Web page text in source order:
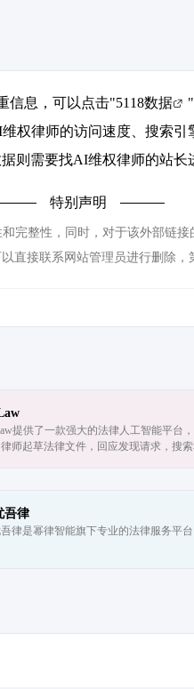
信息，可以点击"5118数据
权律师的访问速度、搜索
则需要找AI维权律师的站长
特别声明
整性，同时，对于该外部链
直接联系网站管理员进行删除，
提供了一款强大的法律人工智能平台
师起草法律文件，回应发现请求，搜
吾律
律是幂律智能旗下专业的法律服务平台